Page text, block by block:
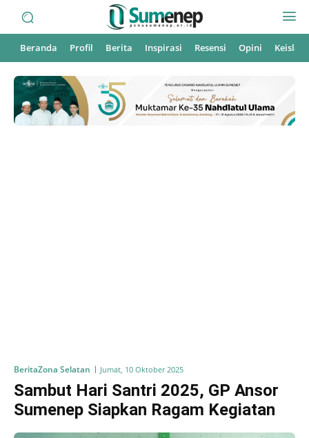
Beranda Profil Berita Inspirasi Resensi Opini
BeritaZona Selatan Jumat, 10 Oktober 2025
Sambut Hari Santri 2025, GP Ansor
Sumenep Siapkan Ragam Kegiatan